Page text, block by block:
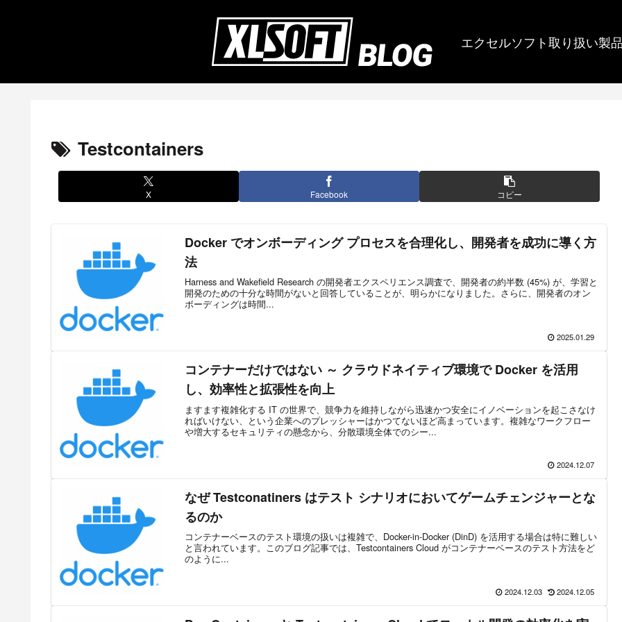
エクセルソフト取り扱い製
Testcontainers
X Facebook コピー
Docker でオンボーディング プロセスを合理化し、開発者を成功に導く方
法
Harness and Wakefield Research の開発者エクスペリエンス調査で、開発者の約半数 (45%) が、学習と
開発のための十分な時間がないと回答していることが、明らかになりました。さらに、開発者のオン
ボーディングは時間...
2025.01.29
コンテナーだけではない ～ クラウドネイティブ環境で Docker を活用
し、効率性と拡張性を向上
ますます複雑化する IT の世界で、競争力を維持しながら迅速かつ安全にイノベーションを起こさなけ
ればいけない、という企業へのプレッシャーはかつてないほど高まっています。複雑なワークフロー
や増大するセキュリティの懸念から、分散環境全体でのシー...
2024.12.07
なぜ Testconatiners はテスト シナリオにおいてゲームチェンジャーとな
るのか
コンテナーベースのテスト環境の扱いは複雑で、Docker-in-Docker (DinD) を活用する場合は特に難しい
と言われています。このブログ記事では、Testcontainers Cloud がコンテナーベースのテスト方法をど
のように...
2024.12.03 2024.12.05